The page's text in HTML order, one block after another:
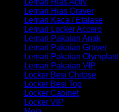
Lemari Hias Graver
Lemari Kaca / Etalase
Lemari Locker Accero
Lemari Pakaian Anak
Lemari Pakaian Graver
Lemari Pakaian Olymplast
Lemari Pakaian VIP
Locker Besi Chitose
Locker Besi Top
Locker Cabinet
Locker VIP